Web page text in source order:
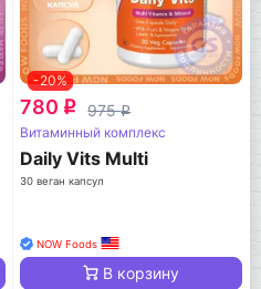
-20%
780 q 975q
Витаминный комплекс
Daily Vits Multi
30 веган капсул
NOW Foods
В корзину